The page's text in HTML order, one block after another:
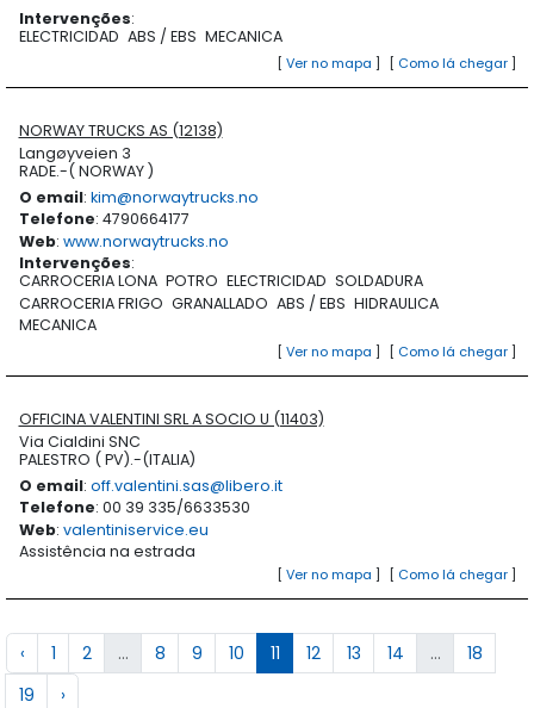
Intervenções:
ELECTRICIDAD ABS / EBS MECANICA
[ Como lá chegar]
[ Ver no mapa ]
NORWAY TRUCKS AS (12138)
Langøyveien 3
RADE.-( NORWAY )
O email: kim@norwaytrucks.no
Telefone: 4790664177
Web: www.norwaytrucks.no
Intervenções:
CARROCERIA LONA POTRO ELECTRICIDAD SOLDADURA
CARROCERIA FRIGO GRANALLADO ABS / EBS HIDRAULICA
MECANICA
[ Como lá chegar]
[ Ver no mapa ]
OFFICINA VALENTINI SRL A SOCIO U (11403)
Via Cialdini SNC
PALESTRO ( PV).-(ITALIA)
O email: off.valentini.sas@libero.it
Telefone: 00 39 335/6633530
Web: valentiniservice.eu
Assistência na estrada
[ Como lá chegar]
[ Ver no mapa ]
‹ 1 2 ... 8 9 10 11 12 13 14 ...
18
19
›